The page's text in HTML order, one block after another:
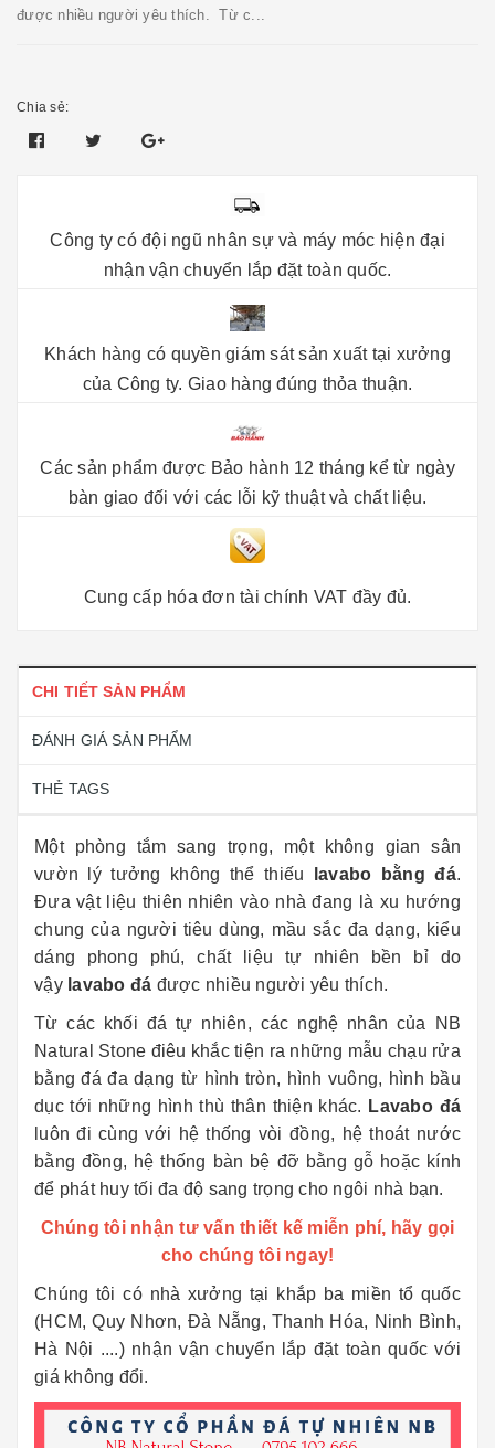
được nhiều người yêu thích. Từ c...
Chia sẻ:
Công ty có đội ngũ nhân sự và máy móc hiện đại
nhận vận chuyển lắp đặt toàn quốc.
Khách hàng có quyền giám sát sản xuất tại xưởng
của Công ty. Giao hàng đúng thỏa thuận.
Các sản phẩm được Bảo hành 12 tháng kể từ ngày
bàn giao đối với các lỗi kỹ thuật và chất liệu.
Cung cấp hóa đơn tài chính VAT đầy đủ.
CHI TIẾT SẢN PHẨM
ĐÁNH GIÁ SẢN PHẨM
THẺ TAGS
Một phòng tắm sang trọng, một không gian sân
vườn lý tưởng không thể thiếu
lavabo bằng đá.
Đưa vật liệu thiên nhiên vào nhà đang là xu hướng
chung của người tiêu dùng, mầu sắc đa dạng, kiểu
dáng phong phú, chất liệu tự nhiên bền bỉ do
vậy lavabo đá được nhiều người yêu thích.
Từ các khối đá tự nhiên, các nghệ nhân của NB
Natural Stone điêu khắc tiện ra những mẫu chạu rửa
bằng đá đa dạng từ hình tròn, hình vuông, hình bầu
dục tới những hình thù thân thiện khác. Lavabo đá
luôn đi cùng với hệ thống vòi đồng, hệ thoát nước
bằng đồng, hệ thống bàn bệ đỡ bằng gỗ hoặc kính
để phát huy tối đa độ sang trọng cho ngôi nhà bạn.
Chúng tôi nhận tư vấn thiết kế miễn phí, hãy gọi
cho chúng tôi ngay!
Chúng tôi có nhà xưởng tại khắp ba miền tổ quốc
(HCM, Quy Nhơn, Đà Nẵng, Thanh Hóa, Ninh Bình,
Hà Nội ....) nhận vận chuyển lắp đặt toàn quốc với
giá không đổi.